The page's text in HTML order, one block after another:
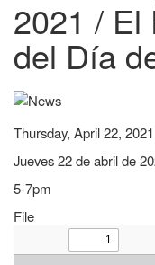
2021 / El
del Día
Thursday, April 22, 2021
Jueves 22 de abril de
5-7pm
File